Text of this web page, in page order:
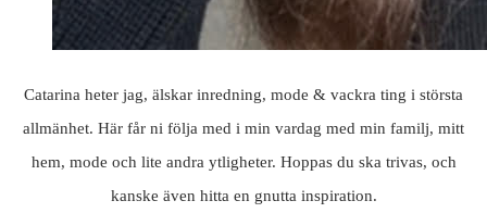
Catarina heter jag, älskar inredning, mode & vackra ting i största
allmänhet. Här får ni följa med i min vardag med min familj, mitt
hem, mode och lite andra ytligheter. Hoppas du ska trivas, och
kanske även hitta en gnutta inspiration.